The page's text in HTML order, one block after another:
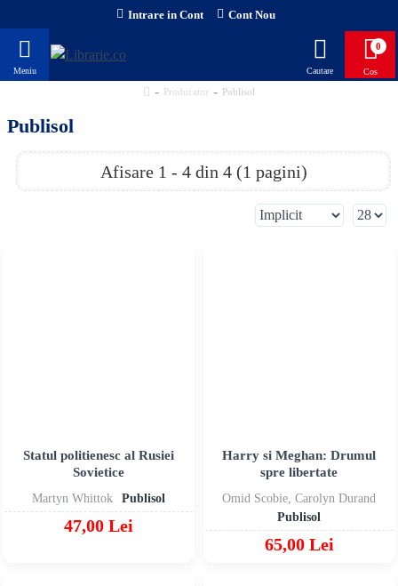
Intrare in Cont Cont Nou
0
Producator Publisol
Publisol
Afisare 1 - 4 din 4 (1 pagini)
Martyn Whittok Publisol
Statul politienesc al Rusiei
Sovietice
47,00 Lei
Omid Scobie, Carolyn Durand
Publisol
Harry si Meghan: Drumul
spre libertate
65,00 Lei